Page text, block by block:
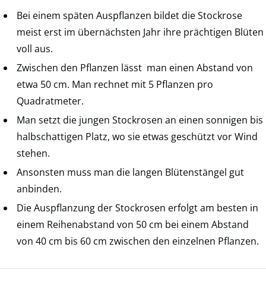
Bei einem späten Auspflanzen bildet die Stockrose
meist erst im übernächsten Jahr ihre prächtigen Blüten
voll aus.
Zwischen den Pflanzen lässt man einen Abstand von
etwa 50 cm. Man rechnet mit 5 Pflanzen pro
Quadratmeter.
Man setzt die jungen Stockrosen an einen sonnigen bis
halbschattigen Platz, wo sie etwas geschützt vor Wind
stehen.
Ansonsten muss man die langen Blütenstängel gut
anbinden.
Die Auspflanzung der Stockrosen erfolgt am besten in
einem Reihenabstand von 50 cm bei einem Abstand
von 40 cm bis 60 cm zwischen den einzelnen Pflanzen.